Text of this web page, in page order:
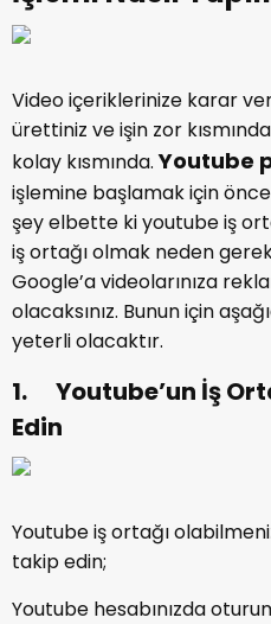
Video içeriklerinize karar
ürettiniz ve işin zor
kolay kısmında.Youtube
işlemine başlamak için
şey elbette ki youtube iş
iş ortağı olmak neden
Google’a videolarınıza
olacaksınız. Bunun için
yeterli olacaktır.
1. Youtube’un İş
Edin
Youtube iş ortağı
takip edin;
Youtube hesabınızda